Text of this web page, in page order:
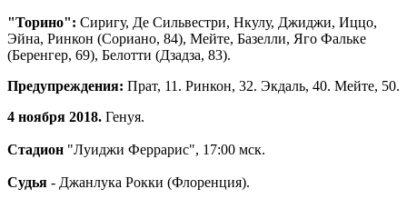
"Торино": Сиригу, Де Сильвестри, Нкулу, Джиджи, Иццо,
Эйна, Ринкон (Сориано, 84), Мейте, Базелли, Яго Фальке
(Беренгер, 69), Белотти (Дзадза, 83).
Предупреждения: Прат, 11. Ринкон, 32. Экдаль, 40. Мейте, 50.
4 ноября 2018. Генуя.
Стадион "Луиджи Феррарис", 17:00 мск.
Судья - Джанлука Рокки (Флоренция).